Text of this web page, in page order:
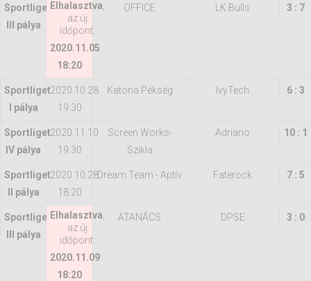
Sportliget
III pálya
Elhalasztva
az új
időpont:
2020.11.05
18:20
OFFICE LK Bulls 3 : 7
Sportliget
I pálya
2020.10.28
19:30
Katona Pékség IvyTech 6 : 3
Sportliget
IV pálya
2020.11.10
19:30
Screen Works-
Szikla
Adriano 10 : 1
Sportliget
II pálya
2020.10.28
18:20
Dream Team - Aptív Faterock 7 : 5
Sportliget
III pálya
Elhalasztva
az új
időpont:
2020.11.09
18:20
ATANÁCS DPSE 3 : 0